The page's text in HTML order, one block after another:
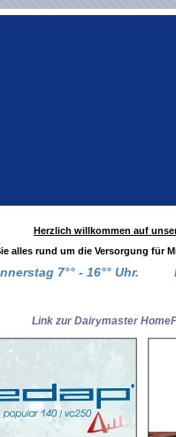
Herzlich willkommen auf
alles rund um die Versorgung für
7°° - 16°° Uhr.